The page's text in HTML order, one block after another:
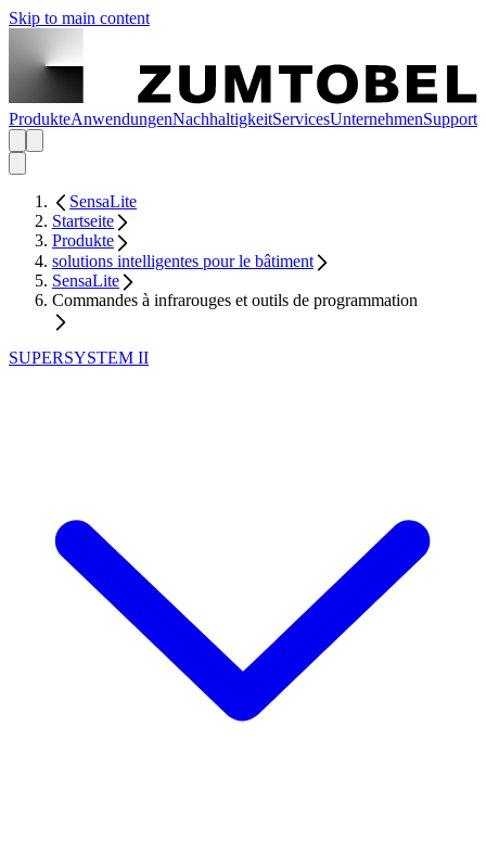
Skip to main content
ProdukteAnwendungenNachhaltigkeitServicesUnternehmenSupport
SensaLite
Startseite
Produkte
solutions intelligentes pour le bâtiment
SensaLite
Commandes à infrarouges et outils de programmation
SUPERSYSTEM II